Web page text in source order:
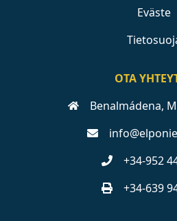
Eväste
OTA
Benalmádena,
+34-952
+34-639